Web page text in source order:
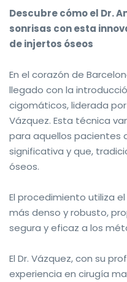
Descubre cómo el Dr.
sonrisas con esta
de injertos óseos
En el corazón de
llegado con la
cigomáticos, liderada
Vázquez. Esta técnica
para aquellos pacientes
significativa y que,
óseos.
El procedimiento utiliza
más denso y robusto,
segura y eficaz a los
El Dr. Vázquez, con su
experiencia en cirugía